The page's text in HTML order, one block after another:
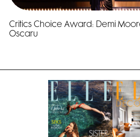
Critics Choice Award: Demi
Oscaru